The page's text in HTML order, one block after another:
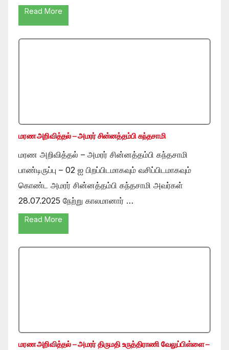
Read More
மரண அறிவித்தல் – அமரர் சின்னத்தம்பி கந்தசாமி
மரண அறிவித்தல் – அமரர் சின்னத்தம்பி கந்தசாமி
பாண்டிருப்பு – 02 ஐ பிறப்பிடமாகவும் வசிப்பிடமாகவும்
கொண்ட அமரர் சின்னத்தம்பி கந்தசாமி அவர்கள்
28.07.2025 நேற்று காலமானார் …
Read More
மரண அறிவித்தல் – அமரர் திருமதி உருத்திராணி வேலுப்பிள்ளை –